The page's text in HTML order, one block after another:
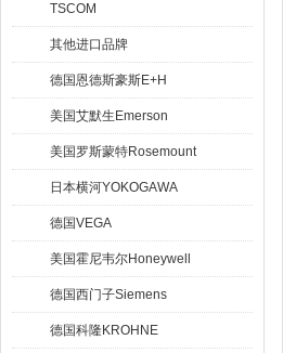
TSCOM
其他进口品牌
德国恩德斯豪斯E+H
美国艾默生Emerson
美国罗斯蒙特Rosemount
日本横河YOKOGAWA
德国VEGA
美国霍尼韦尔Honeywell
德国西门子Siemens
德国科隆KROHNE